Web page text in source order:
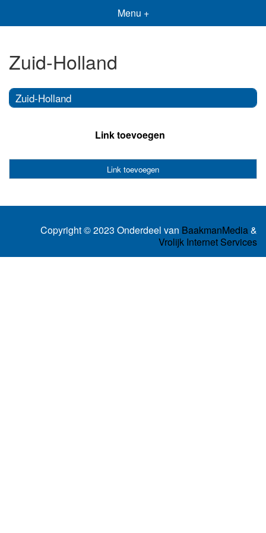
Menu +
Zuid-Holland
Zuid-Holland
Link toevoegen
Link toevoegen
Copyright © 2023 Onderdeel van BaakmanMedia&
Vrolijk Internet Services